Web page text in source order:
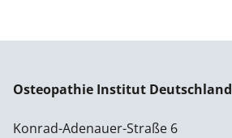
Osteopathie Institut Deutschland
Konrad-Adenauer-Straße 6